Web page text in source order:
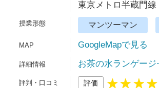
東京メトロ半蔵門
マンツーマン
GoogleMapで見る
お茶の水ランゲー
評価